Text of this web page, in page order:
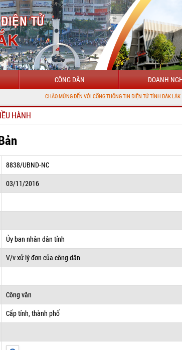
CÔNG DÂN DOANH
CHÀO MỪNG ĐẾN VỚI CỔNG THÔNG TIN ĐIỆN TỬ TỈNH ĐẮK LẮK
HÀNH
8838/UBND-NC
03/11/2016
Ủy ban nhân dân tỉnh
V/v xử lý đơn của công dân
Công văn
Cấp tỉnh, thành phố